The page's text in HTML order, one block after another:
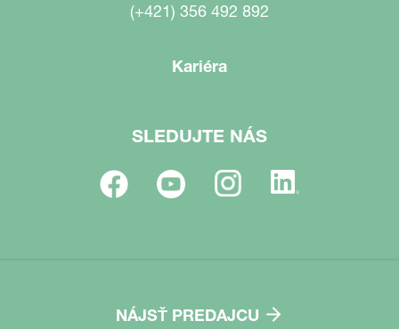
(+421) 356 492 892
Kariéra
SLEDUJTE NÁS
NÁJSŤ PREDAJCU